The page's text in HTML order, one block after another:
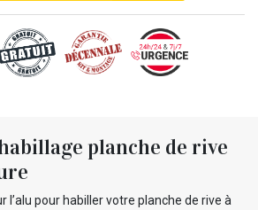
planche de rive
l’alu pour habiller votre planche de rive à